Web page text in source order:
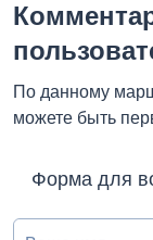
По данному
можете быть
Форма для